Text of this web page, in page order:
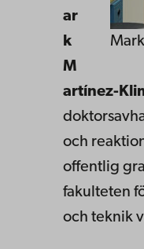
ar
k
M
artínez-
och
offentlig
fakulteten
och teknik